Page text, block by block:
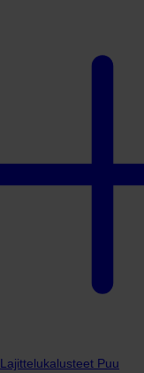
Lajittelukalusteet Puu